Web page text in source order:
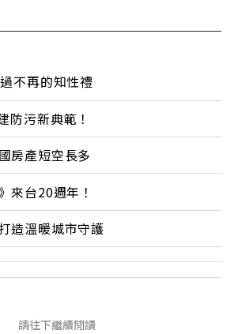
不再的知性禮
防污新典範！
房產短空長多
來台20週年！
造溫暖城市守護
請往下繼續閱讀